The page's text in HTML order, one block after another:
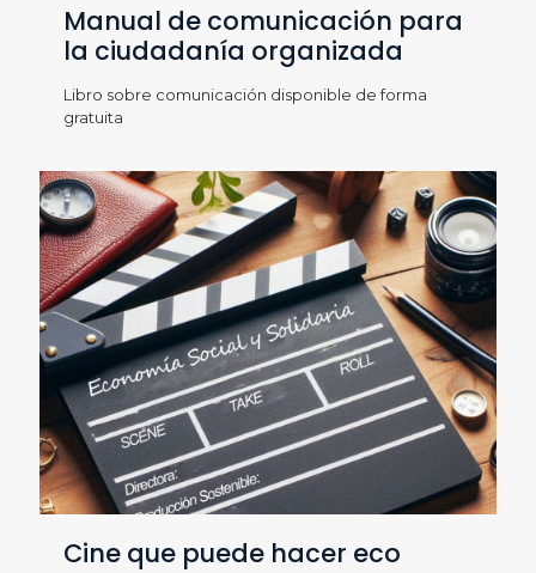
Manual de comunicación para
la ciudadanía organizada
Libro sobre comunicación disponible de forma
gratuita
Cine que puede hacer eco